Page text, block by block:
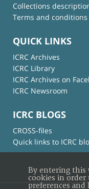
Collections
Terms and conditions
QUICK LINKS
ICRC Archives
ICRC Library
ICRC Archives on
ICRC Newsroom
ICRC BLOGS
CROSS-files
Quick links to ICRC
By entering this
cookies in
preferences